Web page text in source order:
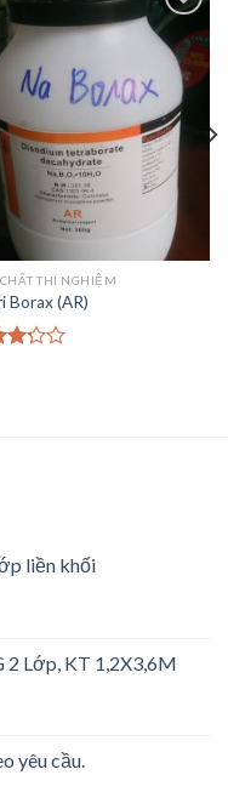
Add to
Wishlist
THÍ NGHIỆM
Borax (AR)
liền khối
Lớp, KT 1,2X3,6M
yêu cầu.